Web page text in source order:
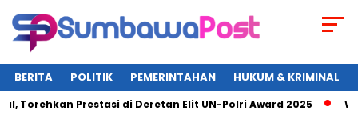
BERITA POLITIK PEMERINTAHAN HUKUM & KRIMINAL
Prestasi di Deretan Elit UN-Polri Award 2025 Wagub NTB